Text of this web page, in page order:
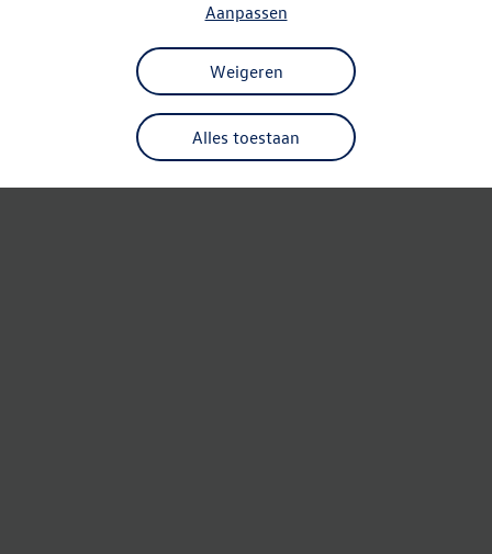
Alles toestaan
Weigeren
Aanpassen
Something went wrong. Please try
refreshing the app
Refresh